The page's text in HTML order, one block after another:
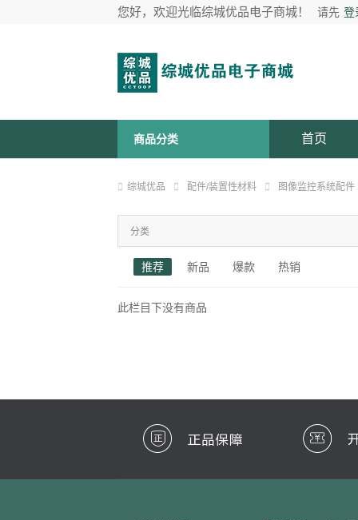
您好，欢迎光临综城优品电子商城！ 请先 登
商品分类 首页
综城优品 配件/装置性材料 图像监控系统配件
分类
推荐 新品 爆款 热销
此栏目下没有商品